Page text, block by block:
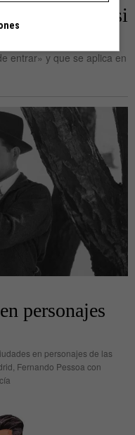
de la que casi
entrar» y que se aplica en
personajes
en personajes de las
Fernando Pessoa con